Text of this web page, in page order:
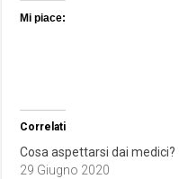
Mi piace:
Correlati
Cosa aspettarsi dai medici?
29 Giugno 2020